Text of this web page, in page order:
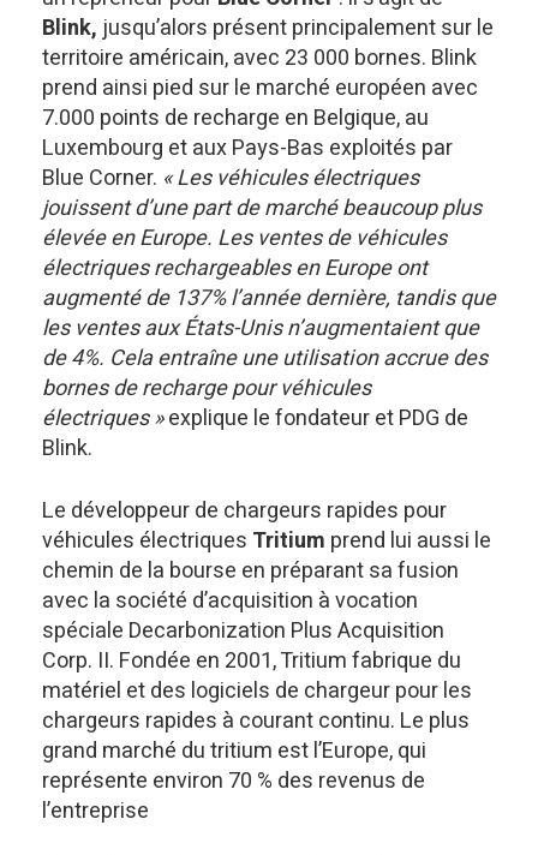
Blink, jusqu’alors présent principalement sur le
territoire américain, avec 23 000 bornes. Blink
prend ainsi pied sur le marché européen avec
7.000 points de recharge en Belgique, au
Luxembourg et aux Pays-Bas exploités par
Blue Corner. « Les véhicules électriques
jouissent d’une part de marché beaucoup plus
élevée en Europe. Les ventes de véhicules
électriques rechargeables en Europe ont
augmenté de 137% l’année dernière, tandis que
les ventes aux États-Unis n’augmentaient que
de 4%. Cela entraîne une utilisation accrue des
bornes de recharge pour véhicules
électriques »explique le fondateur et PDG de
Blink.
Le développeur de chargeurs rapides pour
véhicules électriques Tritium prend lui aussi le
chemin de la bourse en préparant sa fusion
avec la société d’acquisition à vocation
spéciale Decarbonization Plus Acquisition
Corp. II. Fondée en 2001, Tritium fabrique du
matériel et des logiciels de chargeur pour les
chargeurs rapides à courant continu. Le plus
grand marché du tritium est l’Europe, qui
représente environ 70 % des revenus de
l’entreprise